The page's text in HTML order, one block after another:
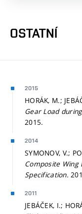
OSTATNÍ
2015
HORÁK, M.;
Gear Load
2015.
2014
SYMONOV, V.;
Composite Wing
Specification.
2011
JEBÁČEK, I.;